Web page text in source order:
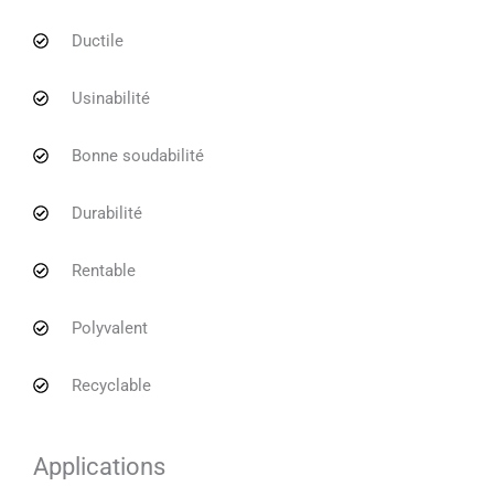
Ductile
Usinabilité
Bonne soudabilité
Durabilité
Rentable
Polyvalent
Recyclable
Applications